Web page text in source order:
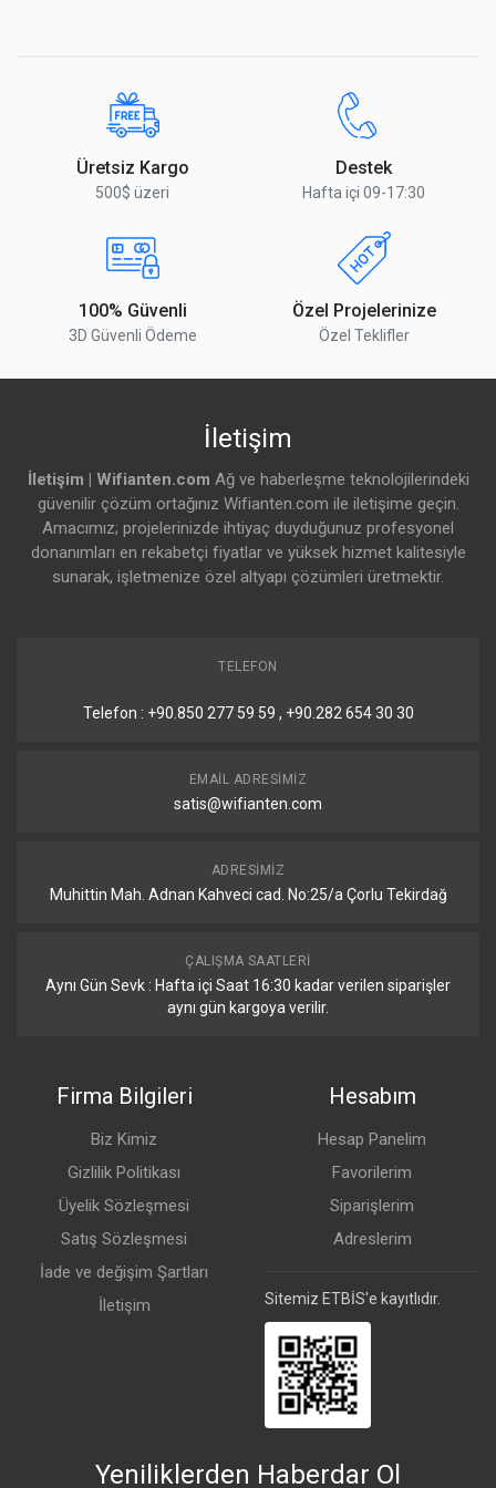
Gelişmiş Trafik Yönetimi
Gelişmiş QoS Kullanıcı bazında limitleme
Misafir Trafik
İzolasyonu
Destekleniyor
WMM
Ses, Video, En iyi
Desteklenen Data Oranları (Mbps)
Standartlar Data Oranları
6.5 Mbps ile 450 Mbps arası (MCS0 ‑ MCS15,
Yorumu Gönder
Üretsiz Kargo
500$ üzeri
Destek
Hafta içi 09-17:30
100% Güvenli
3D Güvenli Ödeme
Özel Projelerinize
Özel Teklifler
İletişim
İletişim | Wifianten.com Ağ ve haberleşme teknolojilerindeki
güvenilir çözüm ortağınız Wifianten.com ile iletişime geçin.
Amacımız; projelerinizde ihtiyaç duyduğunuz profesyonel
donanımları en rekabetçi fiyatlar ve yüksek hizmet kalitesiyle
sunarak, işletmenize özel altyapı çözümleri üretmektir.
TELEFON
Telefon : +90.850 277 59 59 , +90.282 654 30 30
EMAIL ADRESIMIZ
satis@wifianten.com
ADRESIMIZ
Muhittin Mah. Adnan Kahveci cad. No:25/a Çorlu Tekirdağ
ÇALIŞMA SAATLERI
Aynı Gün Sevk : Hafta içi Saat 16:30 kadar verilen siparişler
aynı gün kargoya verilir.
Firma Bilgileri
Biz Kimiz
Gizlilik Politikası
Üyelik Sözleşmesi
Satış Sözleşmesi
İade ve değişim Şartları
İletişim
Hesabım
Hesap Panelim
Favorilerim
Siparişlerim
Adreslerim
Sitemiz ETBİS'e kayıtlıdır.
Yeniliklerden Haberdar Ol